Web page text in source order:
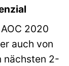
2020
auch von
nächsten 2-